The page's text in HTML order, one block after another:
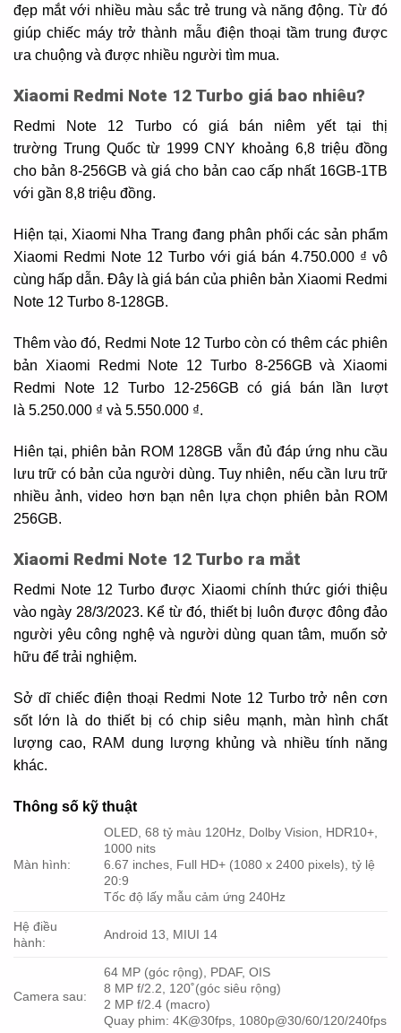
đẹp mắt với nhiều màu sắc trẻ trung và năng động. Từ đó
giúp chiếc máy trở thành mẫu điện thoại tầm trung được
ưa chuộng và được nhiều người tìm mua.
Xiaomi Redmi Note 12 Turbo giá bao nhiêu?
Redmi Note 12 Turbo có giá bán niêm yết tại thị
trường Trung Quốc từ 1999 CNY khoảng 6,8 triệu đồng
cho bản 8-256GB và giá cho bản cao cấp nhất 16GB-1TB
với gần 8,8 triệu đồng.
Hiện tại, Xiaomi Nha Trang đang phân phối các sản phẩm
Xiaomi Redmi Note 12 Turbo với giá bán 4.750.000 ₫ vô
cùng hấp dẫn. Đây là giá bán của phiên bản Xiaomi Redmi
Note 12 Turbo 8-128GB.
Thêm vào đó, Redmi Note 12 Turbo còn có thêm các phiên
bản Xiaomi Redmi Note 12 Turbo 8-256GB và Xiaomi
Redmi Note 12 Turbo 12-256GB có giá bán lần lượt
là 5.250.000 ₫ và 5.550.000 ₫.
Hiên tại, phiên bản ROM 128GB vẫn đủ đáp ứng nhu cầu
lưu trữ có bản của người dùng. Tuy nhiên, nếu cần lưu trữ
nhiều ảnh, video hơn bạn nên lựa chọn phiên bản ROM
256GB.
Xiaomi Redmi Note 12 Turbo ra mắt
Redmi Note 12 Turbo được Xiaomi chính thức giới thiệu
vào ngày 28/3/2023. Kể từ đó, thiết bị luôn được đông đảo
người yêu công nghệ và người dùng quan tâm, muốn sở
hữu để trải nghiệm.
Sở dĩ chiếc điện thoại Redmi Note 12 Turbo trở nên cơn
sốt lớn là do thiết bị có chip siêu mạnh, màn hình chất
lượng cao, RAM dung lượng khủng và nhiều tính năng
khác.
Thông số kỹ thuật
Màn hình:
OLED, 68 tỷ màu 120Hz, Dolby Vision, HDR10+,
1000 nits
6.67 inches, Full HD+ (1080 x 2400 pixels), tỷ lệ
20:9
Tốc độ lấy mẫu cảm ứng 240Hz
Hệ điều
hành:
Android 13, MIUI 14
Camera sau:
64 MP (góc rộng), PDAF, OIS
8 MP f/2.2, 120˚(góc siêu rộng)
2 MP f/2.4 (macro)
Quay phim: 4K@30fps, 1080p@30/60/120/240fps